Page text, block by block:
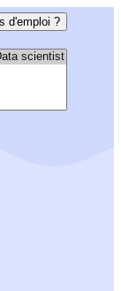
d'emploi ?